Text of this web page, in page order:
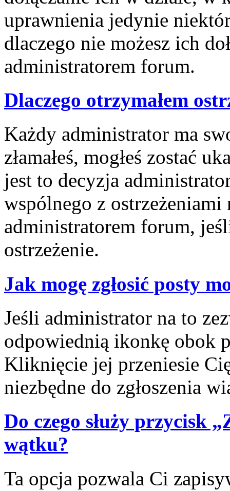
uprawnienia jedynie
dlaczego nie możesz ich
administratorem forum.
Dlaczego otrzymałem
Każdy administrator ma
złamałeś, mogłeś zostać
jest to decyzja
wspólnego z
administratorem forum,
ostrzeżenie.
Jak mogę zgłosić posty
Jeśli administrator na to
odpowiednią ikonkę obok
Kliknięcie jej przeniesie
niezbędne do zgłoszenia
Do czego służy przycisk
wątku?
Ta opcja pozwala Ci